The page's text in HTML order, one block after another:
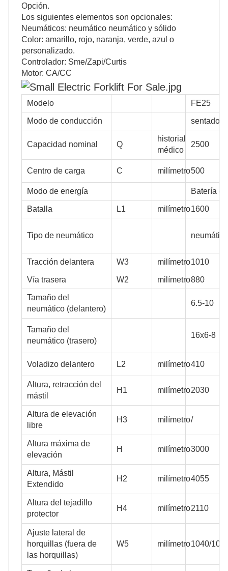
Opción.
Los siguientes elementos son opcionales:
Neumáticos: neumático neumático y sólido
Color: amarillo, rojo, naranja, verde, azul o
personalizado.
Controlador: Sme/Zapi/Curtis
Motor: CA/CC
Modelo FE25
Modo de conducción sentado
Capacidad nominal Q
historial
médico
2500
Centro de carga C milímetro500
Modo de energía Batería
Batalla L1 milímetro1600
Tipo de neumático
Tracción delantera W3 milímetro1010
Vía trasera W2 milímetro880
Tamaño del
neumático (delantero)
6.5-10
Tamaño del
neumático (trasero)
16x6-8
Voladizo delantero L2 milímetro410
Altura, retracción del
mástil
H1 milímetro2030
Altura de elevación
libre
H3 milímetro/
Altura máxima de
elevación
H milímetro3000
Altura, Mástil
Extendido
H2 milímetro4055
Altura del tejadillo
protector
H4 milímetro2110
Ajuste lateral de
horquillas (fuera de
las horquillas)
W5 milímetro1040/100